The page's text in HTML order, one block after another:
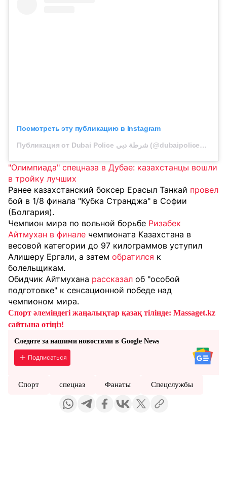
Посмотреть эту публикацию в Instagram
Публикация от Dubai Police شرطة دبي (@dubaipolicehq)
"Олимпиада" спецназа в Дубае: казахстанцы вошли
в тройку лучших
Ранее казахстанский боксер Ерасыл Танкай провел
бой в 1/8 финала "Кубка Странджа" в Софии
(Болгария).
Чемпион мира по вольной борьбе Ризабек
Айтмухан в финале чемпионата Казахстана в
весовой категории до 97 килограммов уступил
Алишеру Ергали, а затем обратился к
болельщикам.
Обидчик Айтмухана рассказал об "особой
подготовке" к сенсационной победе над
чемпионом мира.
Спорт әлеміндегі жаңалықтар қазақ тілінде: Massaget.kz
сайтына өтіңіз!
Следите за нашими новостями в Google News
Подписаться
Спорт спецназ Фанаты Спецслужбы